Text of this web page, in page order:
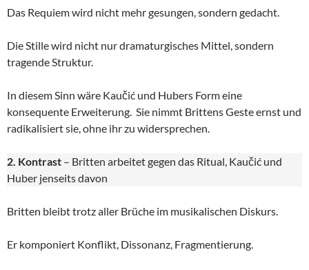
Das Requiem wird nicht mehr gesungen, sondern gedacht.
Die Stille wird nicht nur dramaturgisches Mittel, sondern
tragende Struktur.
In diesem Sinn wäre Kaučić und Hubers Form eine
konsequente Erweiterung. Sie nimmt Brittens Geste ernst und
radikalisiert sie, ohne ihr zu widersprechen.
2. Kontrast – Britten arbeitet gegen das Ritual, Kaučić und
Huber jenseits davon
Britten bleibt trotz aller Brüche im musikalischen Diskurs.
Er komponiert Konflikt, Dissonanz, Fragmentierung.